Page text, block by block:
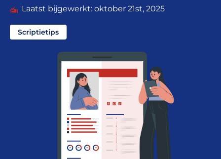
oktober 21st, 2025
Scriptietips